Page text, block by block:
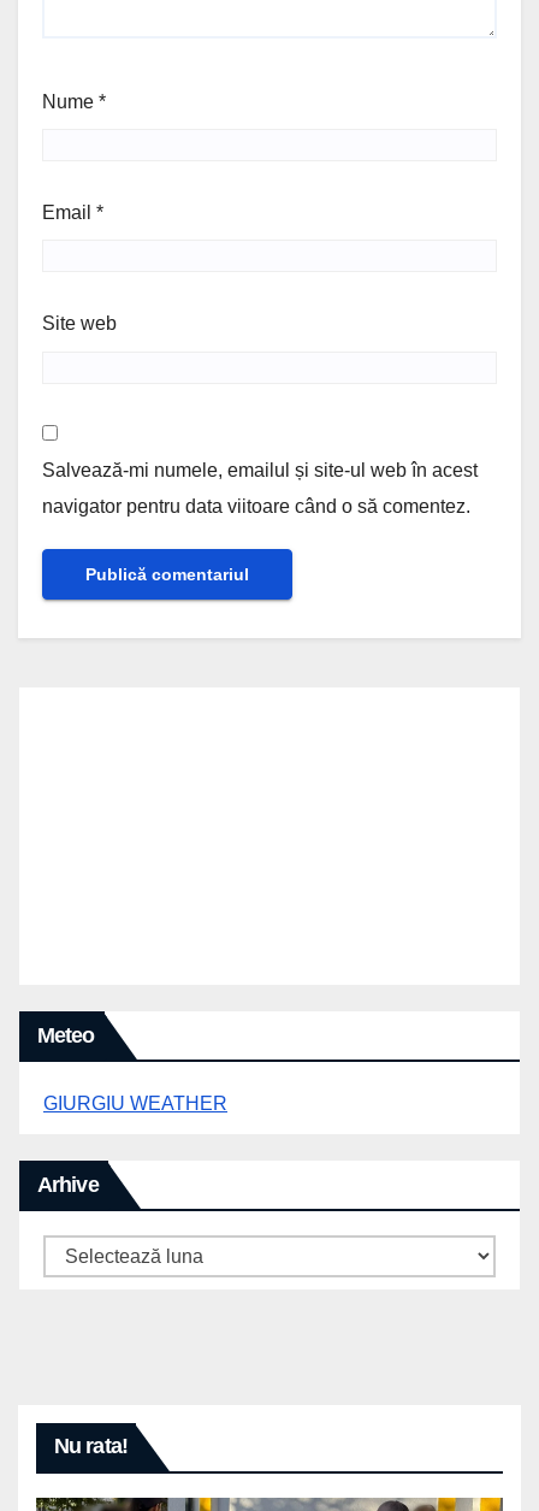
Nume *
Email *
Site web
Salvează-mi numele, emailul și site-ul web în acest
navigator pentru data viitoare când o să comentez.
Meteo
GIURGIU WEATHER
Arhive
Arhive
Nu rata!